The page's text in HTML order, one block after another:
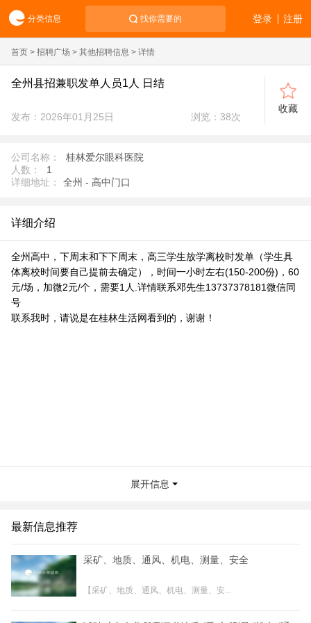
分类信息 找你需要的 注册
登录
首页 > 招聘广场 > 其他招聘信息 > 详情
全州县招兼职发单人员1人 日结
发布：2026年01月25日 浏览： 38次
收藏
公司名称：
桂林爱尔眼科医院
人数：
1
详细地址：
全州 - 高中门口
详细介绍
全州高中，下周末和下下周末，高三学生放学离校时发单（学生具
体离校时间要自己提前去确定），时间一小时左右(150-200份)，60
元/场，加微2元/个，需要1人.详情联系邓先生13737378181微信同
号
联系我时，请说是在桂林生活网看到的，谢谢！
展开信息
最新信息推荐
采矿、地质、通风、机电、测量、安全
【采矿、地质、通风、机电、测量、安...